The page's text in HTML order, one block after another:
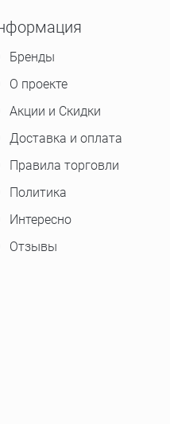
Бренды
О проекте
Акции и Скидки
Доставка и оплата
Правила торговли
Политика
Интересно
Отзывы